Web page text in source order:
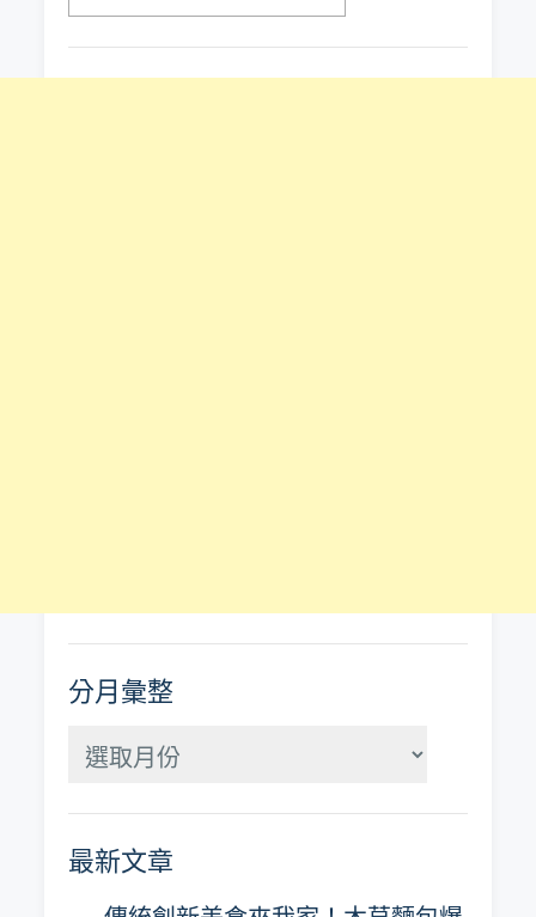
分月彙整
分
整
最新文章